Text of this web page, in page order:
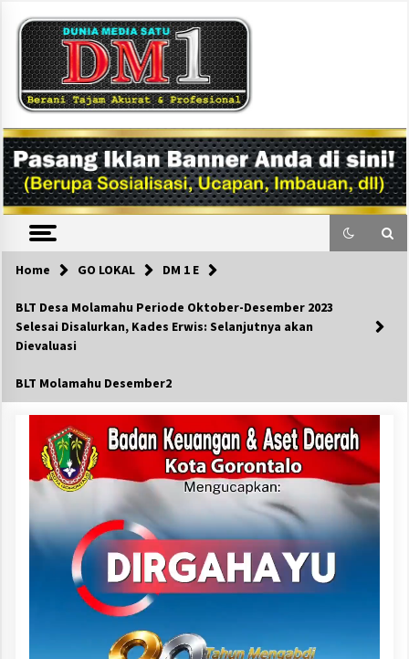
content
DM1
Home GO LOKAL DM 1 E
BLT Desa Molamahu Periode Oktober-Desember 2023
Selesai Disalurkan, Kades Erwis: Selanjutnya akan
Dievaluasi
BLT Molamahu Desember2